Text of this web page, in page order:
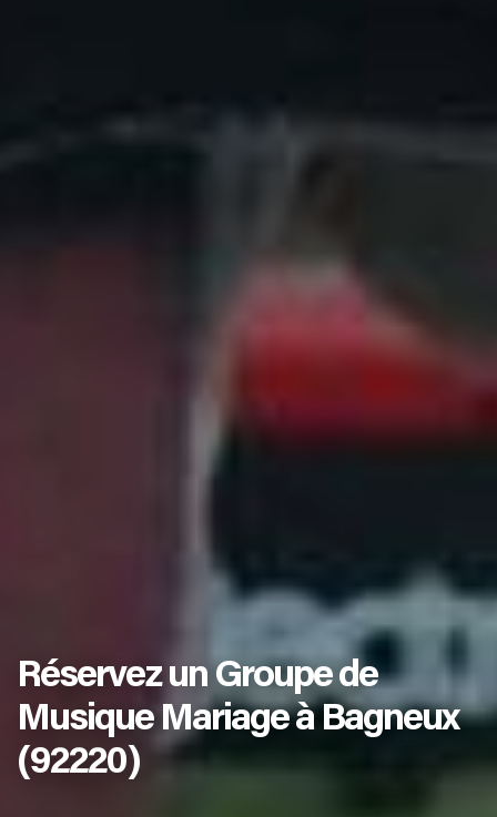
Réservez un Groupe de
Musique Mariage à Bagneux
(92220)